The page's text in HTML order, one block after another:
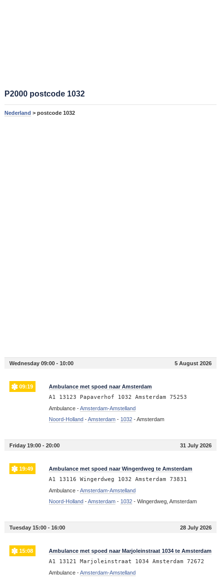
P2000 postcode 1032
Nederland > postcode 1032
Wednesday 09:00 - 10:00 5 August 2026
09:19 Ambulance met spoed naar Amsterdam
A1 13123 Papaverhof 1032 Amsterdam 75253
Ambulance -Amsterdam-Amstelland
Noord-Holland-Amsterdam- 1032-Amsterdam
Friday 19:00 - 20:00 31 July 2026
19:49 Ambulance met spoed naar Wingerdweg te Amsterdam
A1 13116 Wingerdweg 1032 Amsterdam 73831
Ambulance -Amsterdam-Amstelland
Noord-Holland-Amsterdam- 1032- Wingerdweg, Amsterdam
Tuesday 15:00 - 16:00 28 July 2026
15:08 Ambulance met spoed naar Marjoleinstraat 1034 te Amsterdam
A1 13121 Marjoleinstraat 1034 Amsterdam 72672
Ambulance -Amsterdam-Amstelland